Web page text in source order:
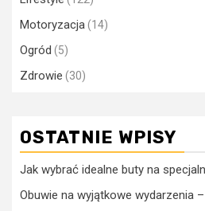
Motoryzacja(14)
Ogród (5)
Zdrowie (30)
OSTATNIE WPISY
Jak wybrać idealne buty na
Obuwie na wyjątkowe wydarzenia